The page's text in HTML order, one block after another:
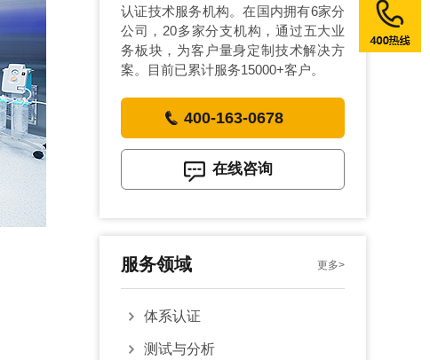
认证技术服务机构。在国内拥有6家分
公司，20多家分支机构，通过五大业
务板块，为客户量身定制技术解决方
案。目前已累计服务15000+客户。
400-163-0678
在线咨询
服务领域 更多>
体系认证
测试与分析